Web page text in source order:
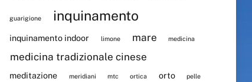
guarigione inquinamento
inquinamento indoor limone mare medicina
medicina tradizionale cinese
meditazione meridiani mtc ortica orto pelle